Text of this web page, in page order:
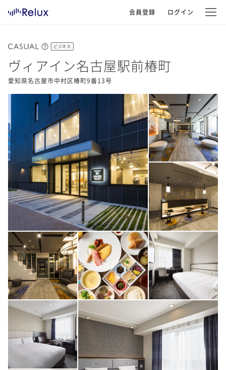
会員登録 ログイン
ビジネス
ヴィアイン名古屋駅前椿町
愛知県名古屋市中村区椿町9番13号